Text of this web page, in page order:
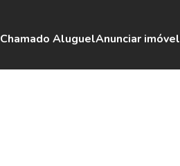
Chamado AluguelAnunciar imóvel